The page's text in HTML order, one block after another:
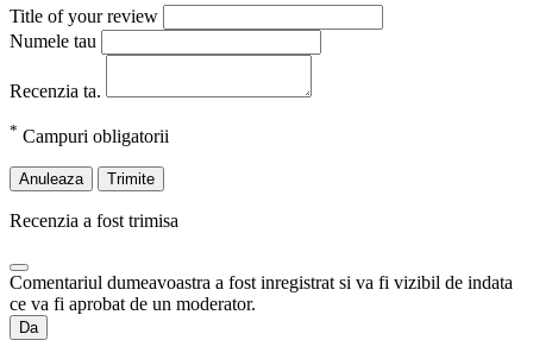
Title of your review
Numele tau
Recenzia ta.
* Campuri obligatorii
Anuleaza Trimite
Recenzia a fost trimisa
Comentariul dumeavoastra a fost inregistrat si va fi vizibil de indata
ce va fi aprobat de un moderator.
Da